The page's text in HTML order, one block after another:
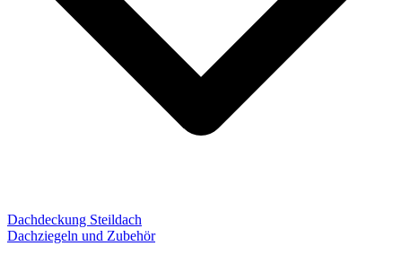
Dachdeckung Steildach
Dachziegeln und Zubehör